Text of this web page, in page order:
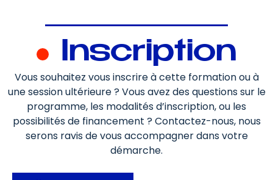
Inscription
Vous souhaitez vous inscrire à cette formation ou à
une session ultérieure ? Vous avez des questions sur le
programme, les modalités d’inscription, ou les
possibilités de financement ? Contactez-nous, nous
serons ravis de vous accompagner dans votre
démarche.